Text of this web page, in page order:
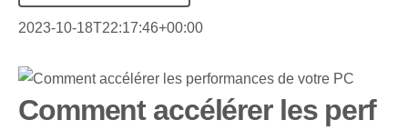
2023-10-18T22:17:46+00:00
Comment accélérer les perf